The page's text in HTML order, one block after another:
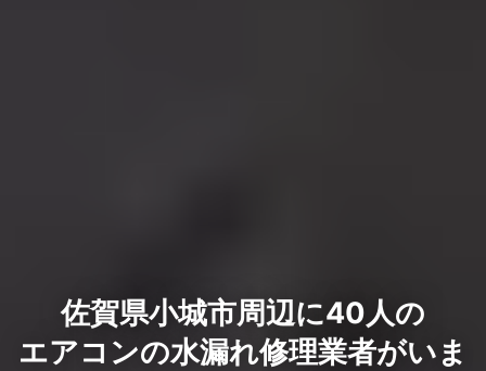
佐賀県小城市周辺に40人の
エアコンの水漏れ修理業者がいま